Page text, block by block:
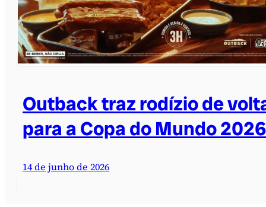
Outback traz rodízio de
para a Copa do Mundo 2026
14 de junho de 2026